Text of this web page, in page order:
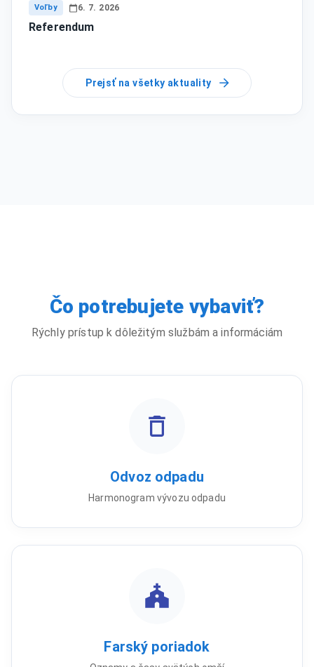
Voľby 6. 7. 2026
Referendum
Prejsť na všetky aktuality
Čo potrebujete vybaviť?
Rýchly prístup k dôležitým službám a informáciám
Odvoz odpadu
Harmonogram vývozu odpadu
Farský poriadok